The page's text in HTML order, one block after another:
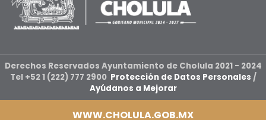
Derechos Reservados Ayuntamiento de Cholula 2021 - 2024
Tel +52 1 (222) 777 2900 Protección de Datos Personales /
Ayúdanos a Mejorar
WWW.CHOLULA.GOB.MX